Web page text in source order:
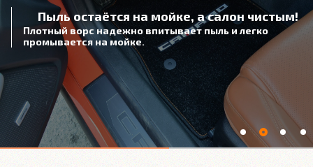
Пыль остаётся на мойке, а салон чистым!
Плотный ворс надежно впитывает пыль и легко
промывается на мойке.